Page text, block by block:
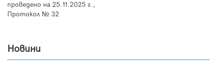
проведено на 25.11.2025 г.,
Протокол № 32
Новини